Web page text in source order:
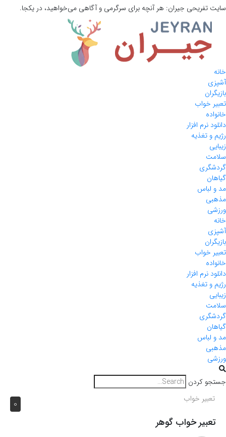
سایت تفریحی جیران: هر آنچه برای سرگرمی و آگاهی می‌خواهید، در یکجا.
خانه
آشپزی
بازیگران
تعبیر خواب
خانواده
دانلود نرم افزار
رژیم و تغذیه
زیبایی
سلامت
گردشگری
گیاهان
مد و لباس
مذهبی
ورزشی
خانه
آشپزی
بازیگران
تعبیر خواب
خانواده
دانلود نرم افزار
رژیم و تغذیه
زیبایی
سلامت
گردشگری
گیاهان
مد و لباس
مذهبی
ورزشی
جستجو کردن
0 تعبیر خواب
تعبیر خواب گوهر